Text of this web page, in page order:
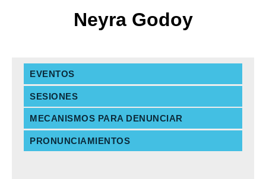
Neyra Godoy
EVENTOS
SESIONES
MECANISMOS PARA DENUNCIAR
PRONUNCIAMIENTOS